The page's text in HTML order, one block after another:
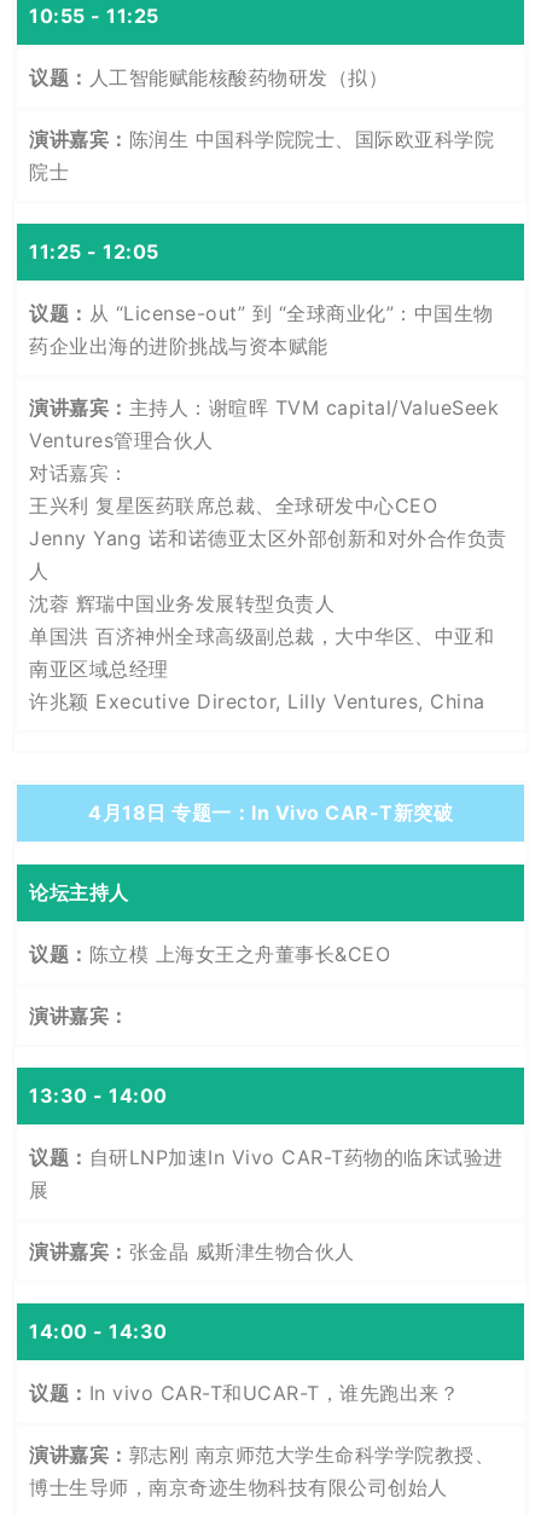
10:55 - 11:25
人工智能赋能核酸药物研发（拟）
陈润生 中国科学院院士、国际欧亚科学院
院士
11:25 - 12:05
从 “License-out” 到 “全球商业化”：中国生物
药企业出海的进阶挑战与资本赋能
主持人：谢暄晖 TVM capital/ValueSeek
Ventures管理合伙人
对话嘉宾：
王兴利 复星医药联席总裁、全球研发中心CEO
Jenny Yang 诺和诺德亚太区外部创新和对外合作负责
人
沈蓉 辉瑞中国业务发展转型负责人
单国洪 百济神州全球高级副总裁，大中华区、中亚和
南亚区域总经理
许兆颖 Executive Director, Lilly Ventures, China
4月18日 专题一：In Vivo CAR-T新突破
论坛主持人
陈立模 上海女王之舟董事长&CEO
13:30 - 14:00
自研LNP加速In Vivo CAR-T药物的临床试验进
展
张金晶 威斯津生物合伙人
14:00 - 14:30
In vivo CAR-T和UCAR-T，谁先跑出来？
郭志刚 南京师范大学生命科学学院教授、
博士生导师，南京奇迹生物科技有限公司创始人